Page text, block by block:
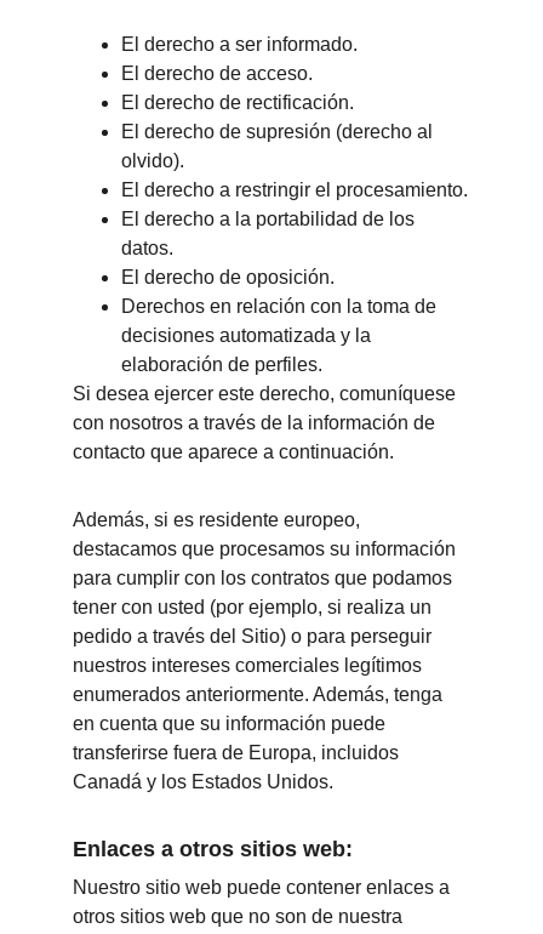
El derecho a ser informado.
El derecho de acceso.
El derecho de rectificación.
El derecho de supresión (derecho al
olvido).
El derecho a restringir el procesamiento.
El derecho a la portabilidad de los
datos.
El derecho de oposición.
Derechos en relación con la toma de
decisiones automatizada y la
elaboración de perfiles.
Si desea ejercer este derecho, comuníquese
con nosotros a través de la información de
contacto que aparece a continuación.
Además, si es residente europeo,
destacamos que procesamos su información
para cumplir con los contratos que podamos
tener con usted (por ejemplo, si realiza un
pedido a través del Sitio) o para perseguir
nuestros intereses comerciales legítimos
enumerados anteriormente. Además, tenga
en cuenta que su información puede
transferirse fuera de Europa, incluidos
Canadá y los Estados Unidos.
Enlaces a otros sitios web:
Nuestro sitio web puede contener enlaces a
otros sitios web que no son de nuestra